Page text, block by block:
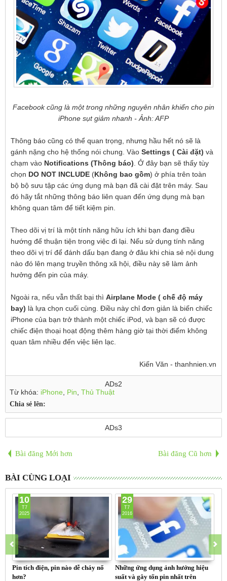
Facebook cũng là một trong những nguyên nhân khiến cho pin
iPhone sụt giảm nhanh - Ảnh: AFP
Thông báo cũng có thể quan trọng, nhưng hầu hết nó sẽ là
gánh nặng cho hệ thống nói chung. VàoSettings ( Cài đặt) và
chạm vào Notifications (Thông báo). Ở đây bạn sẽ thấy tùy
chọn DO NOT INCLUDE (Không bao gồm) ở phía trên toàn
bộ bộ sưu tập các ứng dụng mà bạn đã cài đặt trên máy. Sau
đó hãy tắt những thông báo liên quan đến ứng dụng mà bạn
không quan tâm để tiết kiệm pin.
Theo dõi vị trí là một tính năng hữu ích khi bạn đang điều
hướng để thuận tiện trong việc đi lại. Nếu sử dụng tính năng
theo dõi vị trí để đánh dấu bạn đang ở đâu khi chia sẻ nội dung
nào đó lên mạng truyền thông xã hội, điều này sẽ làm ảnh
hưởng đến pin của máy.
Ngoài ra, nếu vẫn thất bại thìAirplane Mode ( chế độ máy
bay) là lựa chọn cuối cùng. Điều này chỉ đơn giản là biến chiếc
iPhone của bạn trở thành một chiếc iPod, và bạn sẽ có được
chiếc điện thoại hoạt động thêm hàng giờ tại thời điểm không
quan tâm nhiều đến việc liên lạc.
Kiến Văn - thanhnien.vn
ADs2
Từ khóa: iPhone Pin ,Thủ Thuật
Chia sẻ lên:
ADs3
Bài đăng Mới hơn Bài đăng Cũ hơn
BÀI CÙNG LOẠI
Pin tích điện, pin nào dễ cháy nổ
hơn?
10
T7
2025
Những ứng dụng ảnh hưởng hiệu
suất và gây tốn pin nhất trên
29
T7
2016